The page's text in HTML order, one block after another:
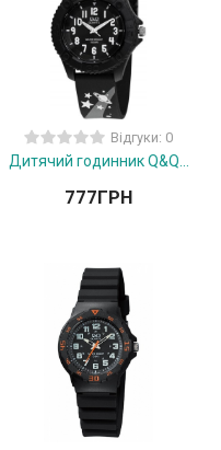
Відгуки: 0
Дитячий годинник Q&Q...
777ГРН